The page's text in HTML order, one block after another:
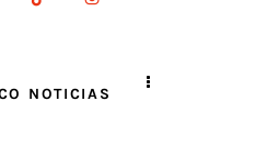
NOTICIAS